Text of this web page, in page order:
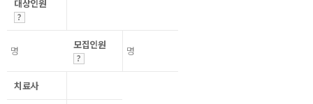
대상인원
명 모집인원 명
치료사